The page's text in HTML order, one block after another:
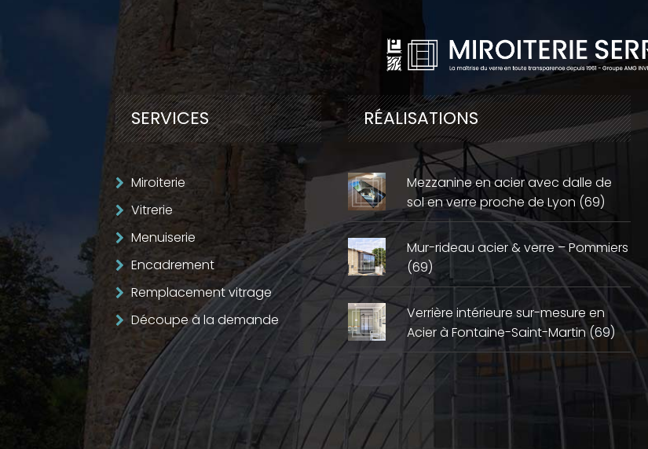
SERVICES
Miroiterie
Vitrerie
Menuiserie
Encadrement
Remplacement vitrage
Découpe à la demande
RÉALISATIONS
Mezzanine en acier avec dalle de
sol en verre proche de Lyon (69)
Mur-rideau acier & verre – Pommiers
(69)
Verrière intérieure sur-mesure en
Acier à Fontaine-Saint-Martin (69)